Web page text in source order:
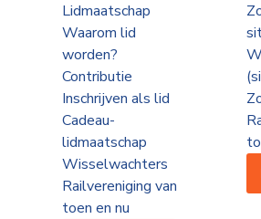
Lidmaatschap
Waarom lid
worden?
Contributie
Inschrijven als lid
Cadeau-
lidmaatschap
Wisselwachters
Railvereniging van
toen en nu